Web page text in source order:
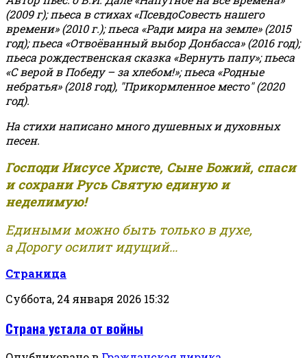
(2009 г); пьеса в стихах «ПсевдоСовесть нашего
времени» (2010 г.); пьеса «Ради мира на земле» (2015
год); пьеса «Отвоёванный выбор Донбасса» (2016 год);
пьеса рождественская сказка «Вернуть папу»; пьеса
«С верой в Победу – за хлебом!»;пьеса «Родные
небратья» (2018 год), "Прикормленное место" (2020
год).
На стихи написано много душевных и духовных
песен.
Господи Иисусе Христе, Сыне Божий, спаси
и сохрани Русь Святую единую и
неделимую!
Едиными можно быть только в духе,
а Дорогу осилит идущий...
Страница
Суббота, 24 января 2026 15:32
Страна устала от войны